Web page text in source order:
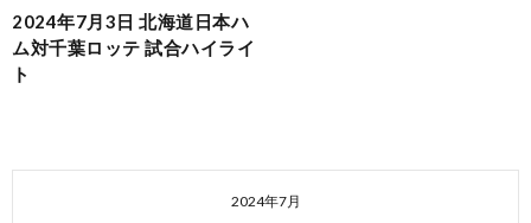
2024年7月3日 北海道日本ハ
ム対千葉ロッテ 試合ハイライ
ト
2024年7月